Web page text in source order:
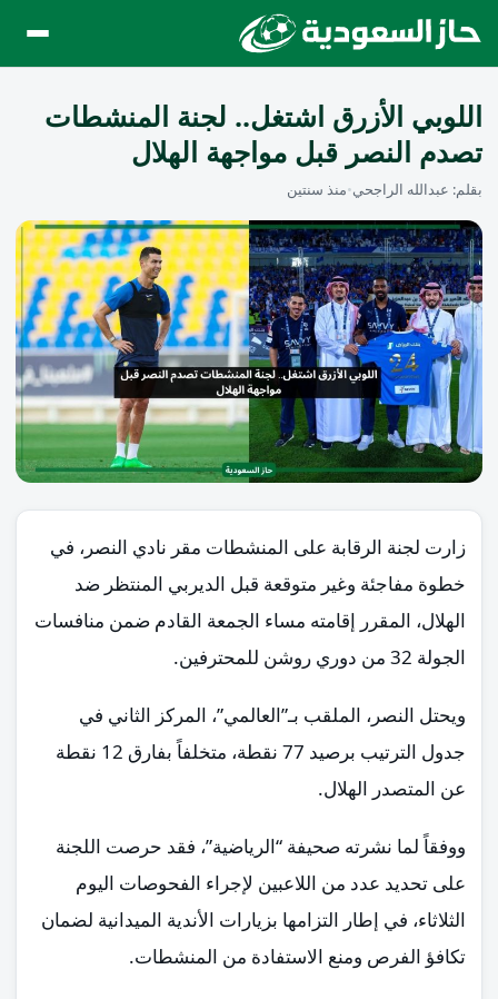
اللوبي الأزرق اشتغل.. لجنة المنشطات
تصدم النصر قبل مواجهة الهلال
بقلم: عبدالله الراجحي•منذ سنتين
زارت لجنة الرقابة على المنشطات مقر نادي النصر، في
خطوة مفاجئة وغير متوقعة قبل الديربي المنتظر ضد
الهلال، المقرر إقامته مساء الجمعة القادم ضمن منافسات
الجولة 32 من دوري روشن للمحترفين.
ويحتل النصر، الملقب بـ”العالمي”، المركز الثاني في
جدول الترتيب برصيد 77 نقطة، متخلفاً بفارق 12 نقطة
عن المتصدر الهلال.
ووفقاً لما نشرته صحيفة “الرياضية”، فقد حرصت اللجنة
على تحديد عدد من اللاعبين لإجراء الفحوصات اليوم
الثلاثاء، في إطار التزامها بزيارات الأندية الميدانية لضمان
تكافؤ الفرص ومنع الاستفادة من المنشطات.